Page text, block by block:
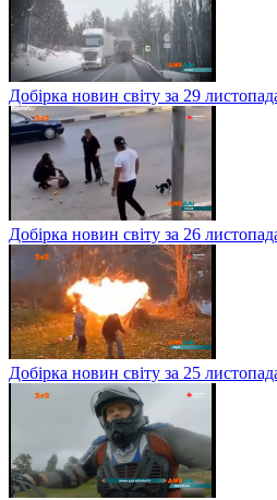
Добірка новин світу за 29
Добірка новин світу за 26
Добірка новин світу за 25